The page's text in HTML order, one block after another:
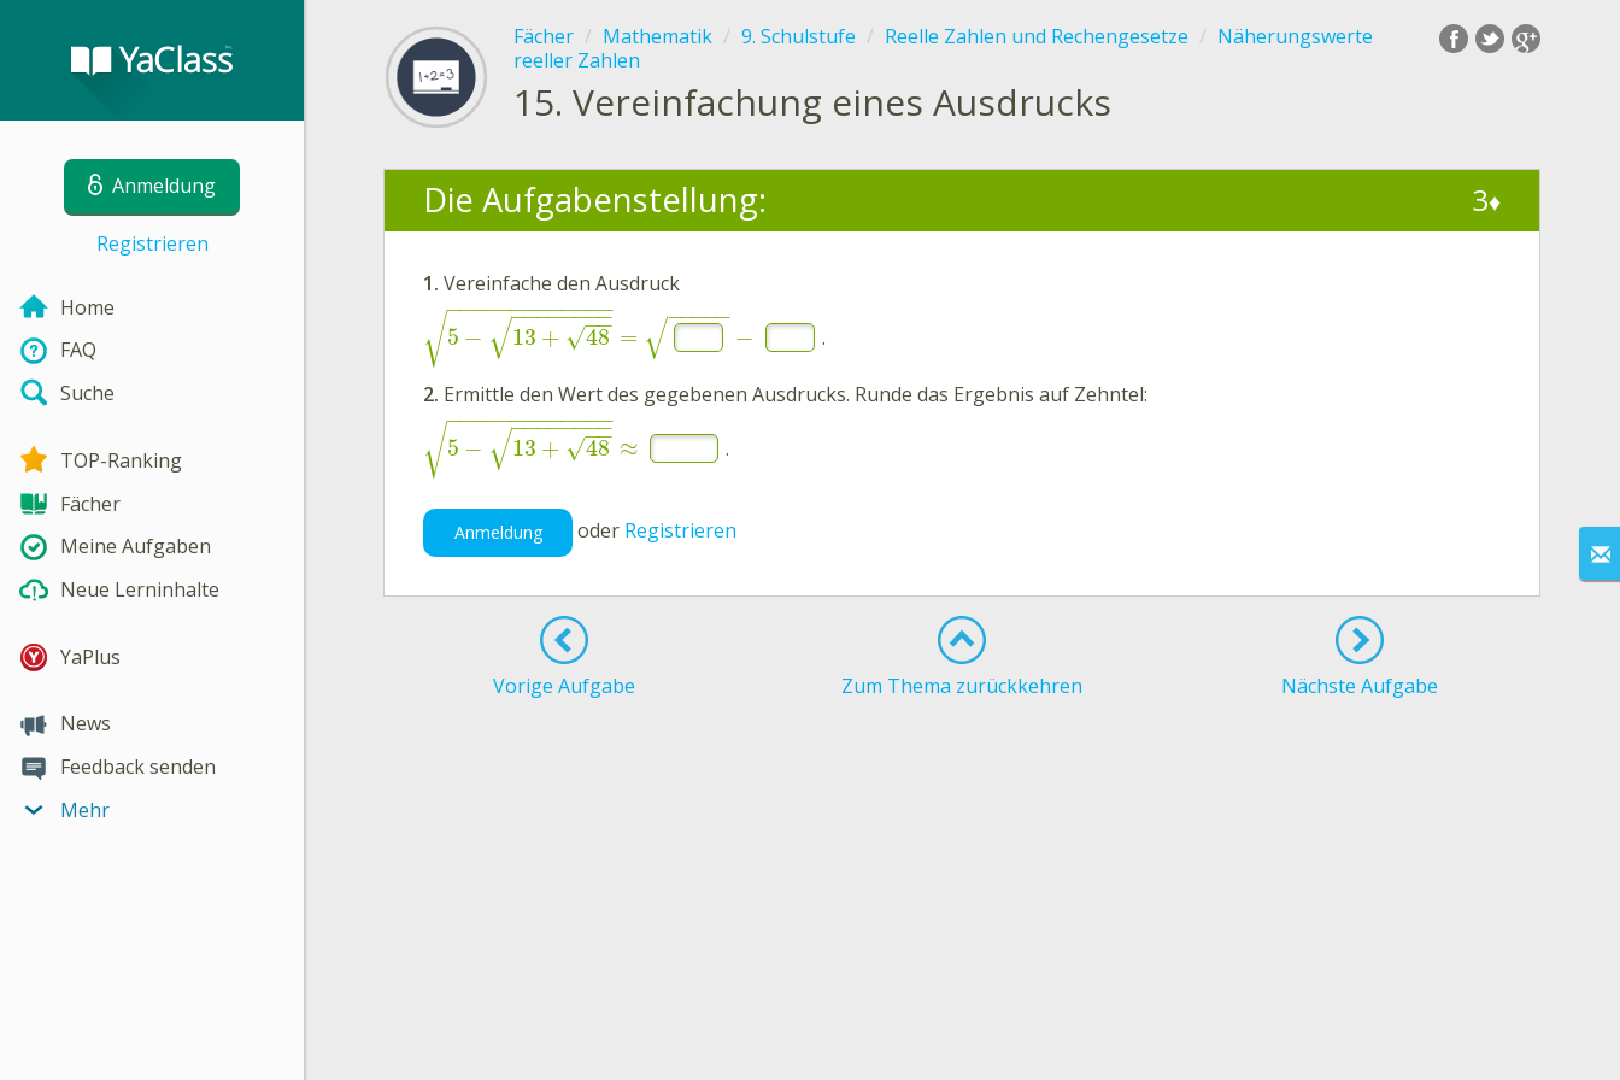
Anmeldung
Registrieren
Home
FAQ
Suche
TOP-Ranking
Fächer
Meine Aufgaben
Neue Lerninhalte
YaPlus
News
Feedback senden
Mehr
Fächer Mathematik 9. Schulstufe Reelle Zahlen und Rechengesetze
Näherungswerte
reeller Zahlen
15. Vereinfachung eines Ausdrucks
Die Aufgabenstellung: 3♦
1. Vereinfache den Ausdruck
5 − 13 + 48
−−
√
− −
−−−−−−
√
− −
−−−−−−−−−−−
√ =
− −
−−−
√ − .
2. Ermittle den Wert des gegebenen Ausdrucks. Runde das Ergebnis auf Zehntel:
5 − 13 + 48
−−
√
− −
−−−−−−
√
− −
−−−−−−−−−−−
√ ≈ .
Anmeldung oder Registrieren
Vorige Aufgabe Zum Thema zurückkehren Nächste Aufgabe